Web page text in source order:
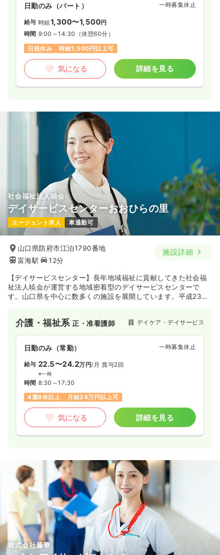
日勤のみ（パート） 一時募集休止
給与 時給1,300〜1,500円
時間 9:00～14:30 （休憩60分）
日祝休み
時給1,500円以上可
気になる 詳細を見る
社会福祉法人暁会
デイサービスセンターおおひらの里
エージェント求人 車通勤可
山口県防府市江泊1790番地
富海駅
12分
施設詳細
【デイサービスセンター】長年地域福祉に貢献してきた社会福
祉法人暁会が運営する地域密着型のデイサービスセンターで
す。山口県を中心に数多くの施設を展開しています。平成23年
なっており、食事、入浴、機能訓練やレクリエーションを行
い、まるでご自宅にいるような穏やかな時間を過ごしていただ
けるよう努めています。
介護・福祉系正・准看護師 デイケア・デイサービス
日勤のみ（常勤） 一時募集休止
給与 22.5〜24.2万円/月 賞与2回
※一例
時間 8:30～17:30
4週8休以上
月給24万円以上可
気になる 詳細を見る
株式会社藤華